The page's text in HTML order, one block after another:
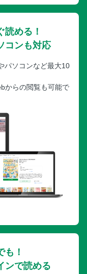
読める！
コンも対応
パソコンなど最大10
からの閲覧も可能で
も！
ンで読める